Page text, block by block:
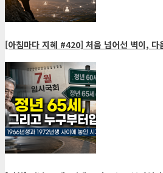
[아침마다 지혜 #420] 처음 넘어선 벽이, 다